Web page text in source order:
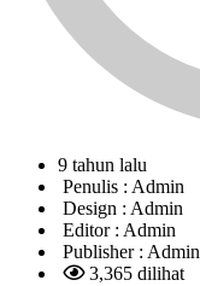
9 tahun lalu
Penulis : Admin
Design : Admin
Editor : Admin
Publisher : Admin
3,365 dilihat